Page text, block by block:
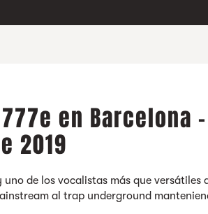
en Barcelona -
2019
de los vocalistas más que versátiles
al trap underground